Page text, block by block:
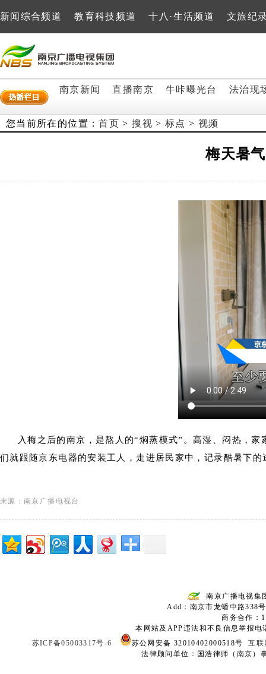
新闻综合频道 教育科技频道 十八·生活频道 文旅纪
南京新闻 直播南京 牛咔曝光台 法治现
您当前所在的位置：首页 >搜视 >标点 > 视频
梅天暑
入梅之后的南京，是熬人的“焖蒸模式”。高湿、闷热，
们就跟随京东电器的安装工人，走进居民家中，记录酷暑下的
来源：南京广播电视台
南京广播电视集
Add：南京市龙蟠中路
商务合作：
本网站及APP违法和不良信息举报
苏ICP备05003317号-6
苏公网安备 32010402000518号互联
法律顾问单位：国浩律师（南京）